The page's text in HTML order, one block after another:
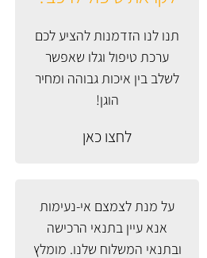
תנו לנו הזדמנות להציע לכם
ערכת טיפול וגלו שאפשר
לשלב בין איכות גבוהה ומחיר
הוגן!
לחצו כאן
על מנת לצמצם אי-נעימות
אנא עיין בתנאי הרכישה
ובתנאי המשלוח שלנו. מומלץ